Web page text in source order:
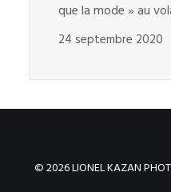
que la mode » au
24 septembre 2020
© 2026 LIONEL KAZAN